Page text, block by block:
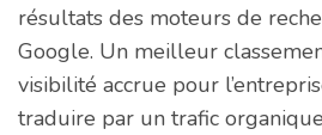
résultats des moteurs de
Google. Un meilleur
visibilité accrue pour
traduire par un trafic